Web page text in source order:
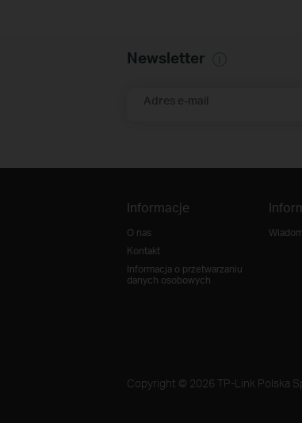
Newsletter
Adres e-mail
Informacje
O nas
Kontakt
Informacja o przetwarzaniu
danych osobowych
Copyright © 2026 TP-Link Polska